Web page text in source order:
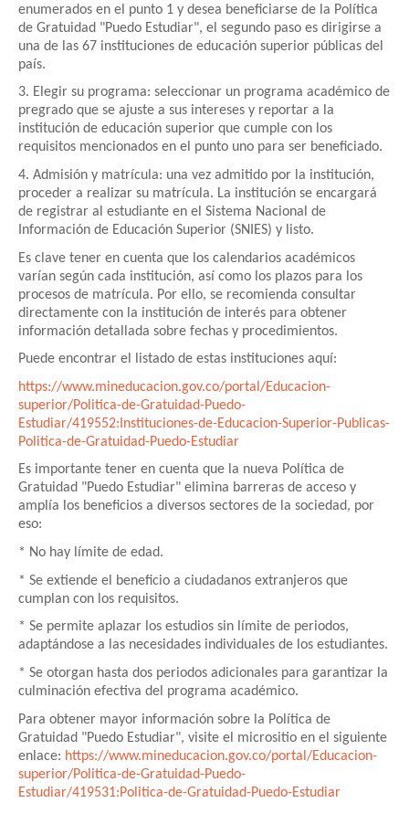
enumerados en el punto 1 y desea beneficiarse de la Política
de Gratuidad "Puedo Estudiar", el segundo paso es dirigirse a
una de las 67 instituciones de educación superior públicas del
país.
3. Elegir su programa: seleccionar un programa académico de
pregrado que se ajuste a sus intereses y reportar a la
institución de educación superior que cumple con los
requisitos mencionados en el punto uno para ser beneficiado.
4. Admisión y matrícula: una vez admitido por la institución,
proceder a realizar su matrícula. La institución se encargará
de registrar al estudiante en el Sistema Nacional de
Información de Educación Superior (SNIES) y listo.
Es clave tener en cuenta que los calendarios académicos
varían según cada institución, así como los plazos para los
procesos de matrícula. Por ello, se recomienda consultar
directamente con la institución de interés para obtener
información detallada sobre fechas y procedimientos.
Puede encontrar el listado de estas instituciones aquí:
https://www.mineducacion.gov.co/portal/Educacion-
superior/Politica-de-Gratuidad-Puedo-
Estudiar/419552:Instituciones-de-Educacion-Superior-Publicas-
Politica-de-Gratuidad-Puedo-Estudiar
Es importante tener en cuenta que la nueva Política de
Gratuidad "Puedo Estudiar" elimina barreras de acceso y
amplía los beneficios a diversos sectores de la sociedad, por
eso:
* No hay límite de edad.
* Se extiende el beneficio a ciudadanos extranjeros que
cumplan con los requisitos.
* Se permite aplazar los estudios sin límite de periodos,
adaptándose a las necesidades individuales de los estudiantes.
* Se otorgan hasta dos periodos adicionales para garantizar la
culminación efectiva del programa académico.
Para obtener mayor información sobre la Política de
Gratuidad "Puedo Estudiar", visite el micrositio en el siguiente
enlace: https://www.mineducacion.gov.co/portal/Educacion-
superior/Politica-de-Gratuidad-Puedo-
Estudiar/419531:Politica-de-Gratuidad-Puedo-Estudiar